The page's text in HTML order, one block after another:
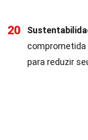
20
para reduzir